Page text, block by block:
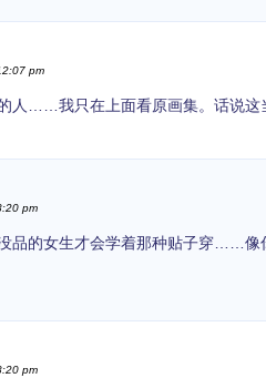
pm
人……我只在上面看原画集。话说这
pm
品的女生才会学着那种贴子穿……像
pm